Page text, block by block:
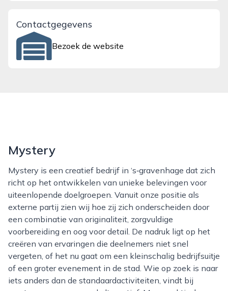
Contactgegevens
Bezoek de website
Mystery
Mystery is een creatief bedrijf in ‘s‑gravenhage dat zich
richt op het ontwikkelen van unieke belevingen voor
uiteenlopende doelgroepen. Vanuit onze positie als
externe partij zien wij hoe zij zich onderscheiden door
een combinatie van originaliteit, zorgvuldige
voorbereiding en oog voor detail. De nadruk ligt op het
creëren van ervaringen die deelnemers niet snel
vergeten, of het nu gaat om een kleinschalig bedrijfsuitje
of een groter evenement in de stad. Wie op zoek is naar
iets anders dan de standaardactiviteiten, vindt bij